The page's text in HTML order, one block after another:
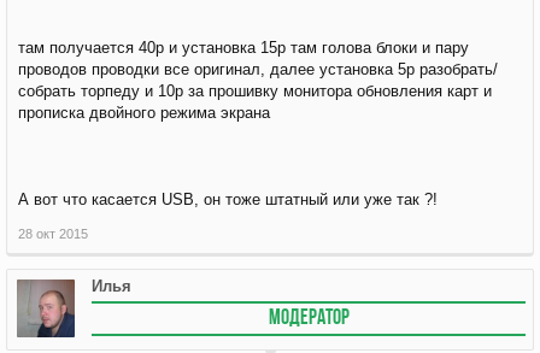
там получается 40р и установка 15р там голова блоки и пару
проводов проводки все оригинал, далее установка 5р разобрать/
собрать торпеду и 10р за прошивку монитора обновления карт и
прописка двойного режима экрана
А вот что касается USB, он тоже штатный или уже так ?!
28 окт 2015
Илья
МОДЕРАТОР